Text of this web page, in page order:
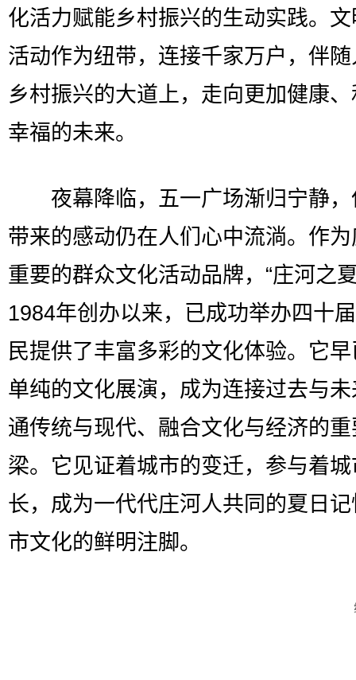
化活力赋能乡村振兴的生动实践。
活动作为纽带，连接千家万户，伴
乡村振兴的大道上，走向更加健康
幸福的未来。
夜幕降临，五一广场渐归宁静，
带来的感动仍在人们心中流淌。作
重要的群众文化活动品牌，“庄河之
1984年创办以来，已成功举办四十
民提供了丰富多彩的文化体验。它
单纯的文化展演，成为连接过去与
通传统与现代、融合文化与经济的
梁。它见证着城市的变迁，参与着
长，成为一代代庄河人共同的夏日
市文化的鲜明注脚。